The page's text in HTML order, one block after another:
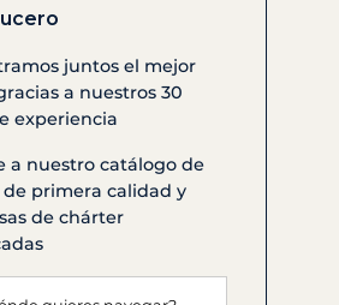
juntos el mejor
a nuestros 30
experiencia
a nuestro catálogo de
de primera calidad y
de chárter